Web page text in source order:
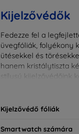
Kijelzővédők
Fedezze fel a
üvegfóliák, folyékony
ütésekkel és
hanem kristálytiszta
stílusú kijelzővédőink
Kijelzővédő fóliák
Smartwatch számára